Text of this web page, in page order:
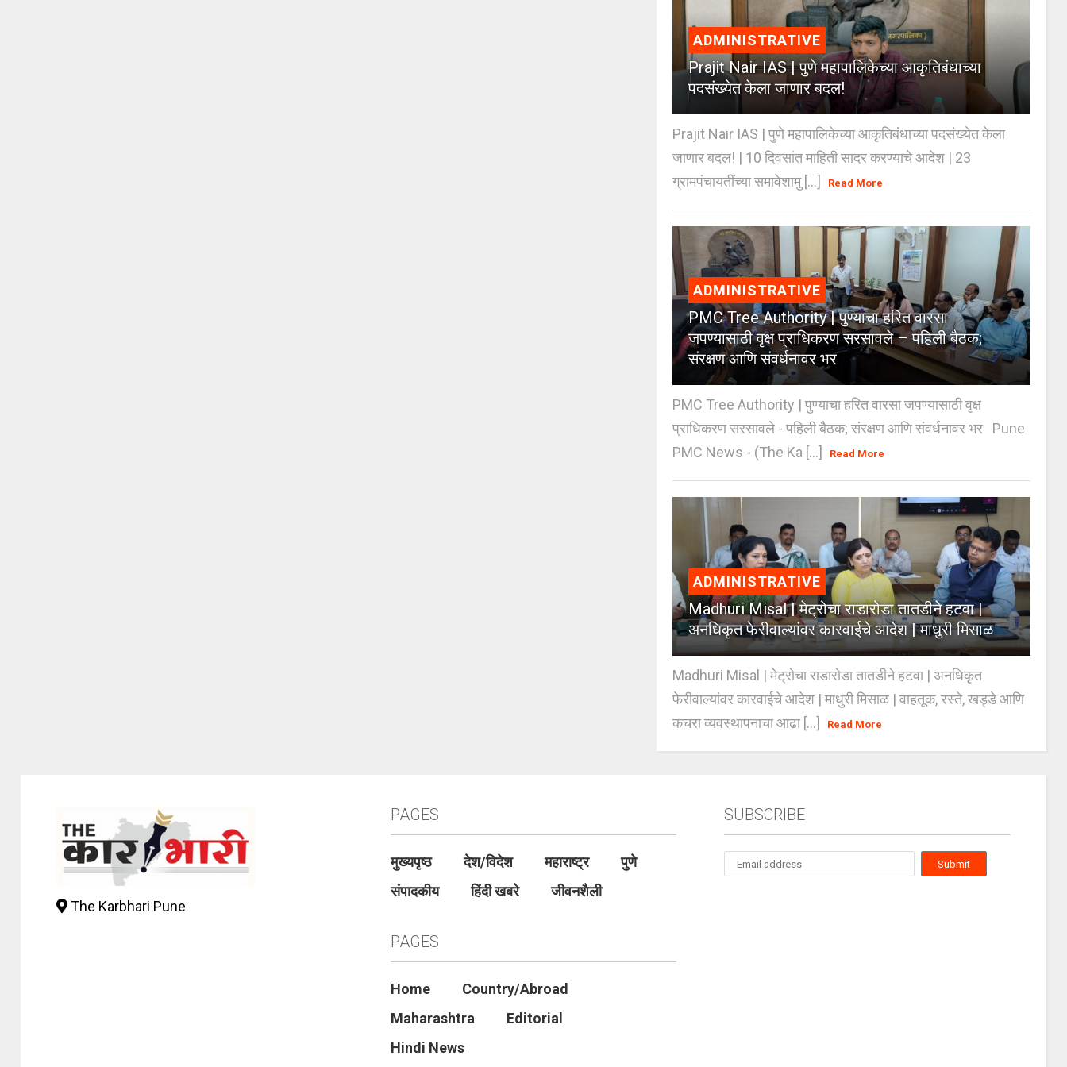
ADMINISTRATIVE
Prajit Nair IAS | पुणे महापालिकेच्या आकृतिबंधाच्या
पदसंख्येत केला जाणार बदल!
Prajit Nair IAS | पुणे महापालिकेच्या आकृतिबंधाच्या पदसंख्येत केला
जाणार बदल! | 10 दिवसांत माहिती सादर करण्याचे आदेश | 23
ग्रामपंचायतींच्या समावेशामु [...]
Read More
ADMINISTRATIVE
PMC Tree Authority | पुण्याचा हरित वारसा
जपण्यासाठी वृक्ष प्राधिकरण सरसावले – पहिली बैठक;
संरक्षण आणि संवर्धनावर भर
PMC Tree Authority | पुण्याचा हरित वारसा जपण्यासाठी वृक्ष
प्राधिकरण सरसावले - पहिली बैठक; संरक्षण आणि संवर्धनावर भर Pune
PMC News - (The Ka [...]
Read More
ADMINISTRATIVE
Madhuri Misal | मेट्रोचा राडारोडा तातडीने हटवा |
अनधिकृत फेरीवाल्यांवर कारवाईचे आदेश | माधुरी मिसाळ
Madhuri Misal | मेट्रोचा राडारोडा तातडीने हटवा | अनधिकृत
फेरीवाल्यांवर कारवाईचे आदेश | माधुरी मिसाळ | वाहतूक, रस्ते, खड्डे आणि
कचरा व्यवस्थापनाचा आढा [...]
Read More
The Karbhari Pune
PAGES
मुख्यपृष्ठ देश/विदेश महाराष्ट्र
पुणे
संपादकीय
हिंदी खबरे जीवनशैली
PAGES
Home
Country/Abroad
Maharashtra
Editorial
Hindi News
SUBSCRIBE